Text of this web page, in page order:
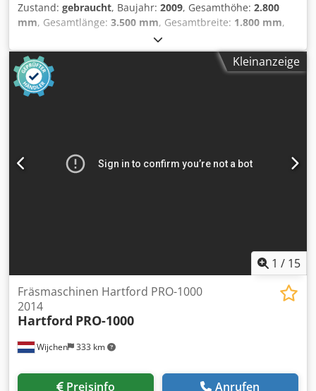
Zustand: gebraucht, Baujahr: 2009, Gesamthöhe: 2.800
mm, Gesamtlänge: 3.500 mm, Gesamtbreite: 1.800 mm,
Leergewicht: 13.000 kg - Baujahr: 2009 - Dokumentation
verfügbar: Ja - CE-Kennzeichnung vorhanden: Ja - CE-
Zertifikat vorhanden: Nein - Seriennummer: 675002 -
Ansteuerung: CNC - Anzahl Achsen [Stk.]: 3 - X-Achse
Verfahrweg [mm]: 650 - Y-Achse Verfahrweg [mm]: 1100 -
1800mm x 2800mm (l x b x h) - Transportgewicht [kg]:
13000kg - Transportpakete [Stk.]: 3 Credozry E Ispfx Aizsf
Kleinanzeige
1 / 15
Wijchen 333 km
Fräsmaschinen Hartford PRO-1000
2014
Hartford PRO-1000
Preisinfo Anrufen